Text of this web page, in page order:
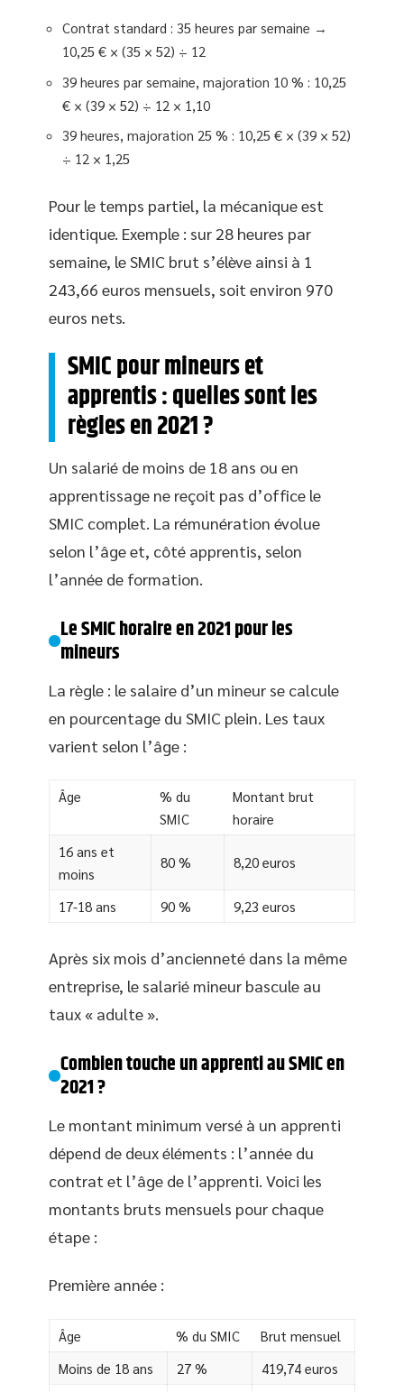
Contrat standard : 35 heures par semaine →
10,25 € × (35 × 52) ÷ 12
39 heures par semaine, majoration 10 % : 10,25
€ × (39 × 52) ÷ 12 × 1,10
39 heures, majoration 25 % : 10,25 € × (39 × 52)
÷ 12 × 1,25
Pour le temps partiel, la mécanique est
identique. Exemple : sur 28 heures par
semaine, le SMIC brut s’élève ainsi à 1
243,66 euros mensuels, soit environ 970
euros nets.
SMIC pour mineurs et
apprentis : quelles sont les
règles en 2021 ?
Un salarié de moins de 18 ans ou en
apprentissage ne reçoit pas d’office le
SMIC complet. La rémunération évolue
selon l’âge et, côté apprentis, selon
l’année de formation.
Le SMIC horaire en 2021 pour les
mineurs
La règle : le salaire d’un mineur se calcule
en pourcentage du SMIC plein. Les taux
varient selon l’âge :
Âge
% du
SMIC
Montant brut
horaire
16 ans et
moins
80 % 8,20 euros
17-18 ans 90 % 9,23 euros
Après six mois d’ancienneté dans la même
entreprise, le salarié mineur bascule au
taux « adulte ».
Combien touche un apprenti au SMIC en
2021 ?
Le montant minimum versé à un apprenti
dépend de deux éléments : l’année du
contrat et l’âge de l’apprenti. Voici les
montants bruts mensuels pour chaque
étape :
Première année :
Âge % du SMIC
Brut mensuel
Moins de 18 ans
27 %
419,74 euros